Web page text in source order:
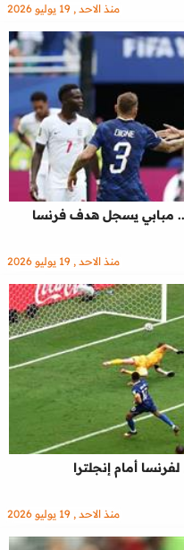
منذ الاحد , 19 يوليو 2026
مبابي يسجل هدف فرنسا
منذ الاحد , 19 يوليو 2026
أمام إنجلترا
منذ الاحد , 19 يوليو 2026